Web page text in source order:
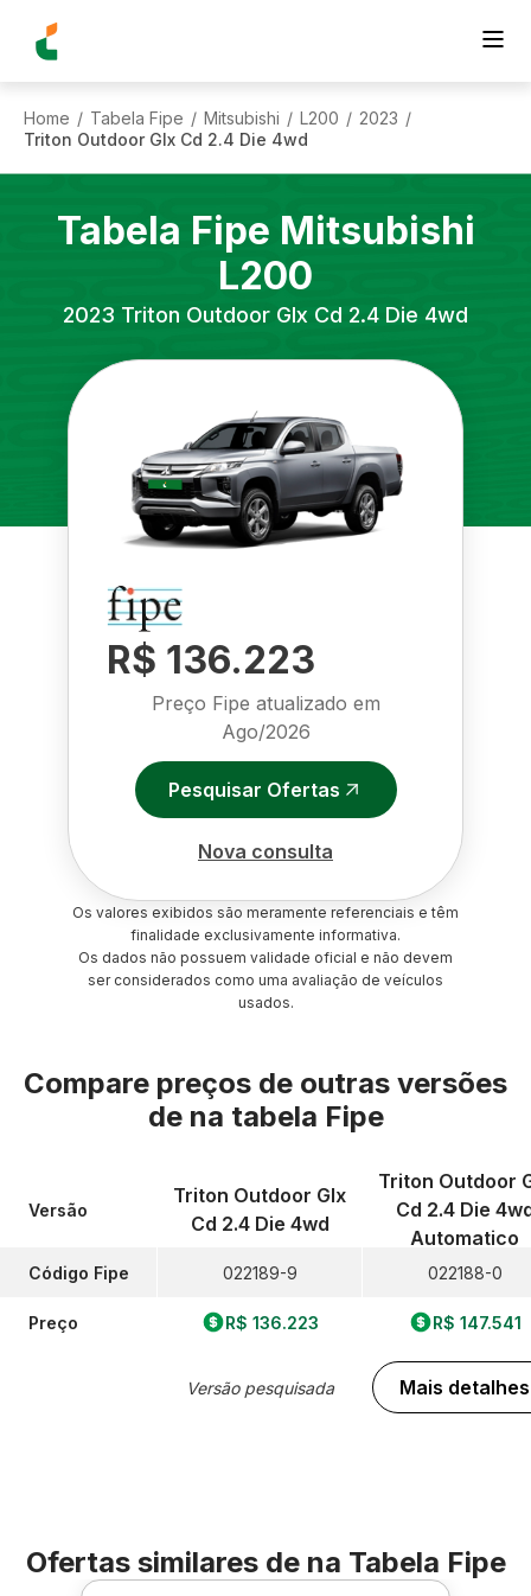
Home / Tabela Fipe / Mitsubishi / L200 / 2023 /
Triton Outdoor Glx Cd 2.4 Die 4wd
Tabela Fipe Mitsubishi
L200
2023 Triton Outdoor Glx Cd 2.4 Die 4wd
R$ 136.223
Preço Fipe atualizado em
Ago/2026
Pesquisar Ofertas
Nova consulta
Os valores exibidos são meramente referenciais e têm
finalidade exclusivamente informativa.
Os dados não possuem validade oficial e não devem
ser considerados como uma avaliação de veículos
usados.
Compare preços de outras versões
de na tabela Fipe
Versão
Código Fipe
Preço
Triton Outdoor Glx
Cd 2.4 Die 4wd
022189-9
R$ 136.223
Versão pesquisada
Triton Outdoor
Cd 2.4 Die
Automatico
022188-0
R$ 147.541
Mais detalhes
Ofertas similares de na Tabela Fipe